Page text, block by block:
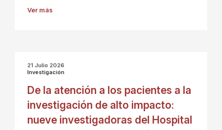
Ver más
21 Julio 2026
Investigación
De la atención a los pacientes a la
investigación de alto impacto:
nueve investigadoras del Hospital